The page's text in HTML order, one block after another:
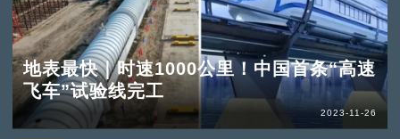
地表最快｜时速1000公里！中国首条“高速
飞车”试验线完工
2023-11-26